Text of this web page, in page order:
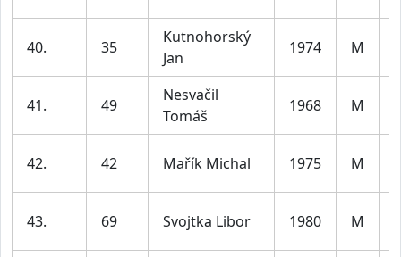
40. 35
Kutnohorský
Jan
1974 M
41. 49
Nesvačil
Tomáš
1968 M
42. 42 Mařík Michal 1975 M
43. 69 Svojtka Libor 1980 M